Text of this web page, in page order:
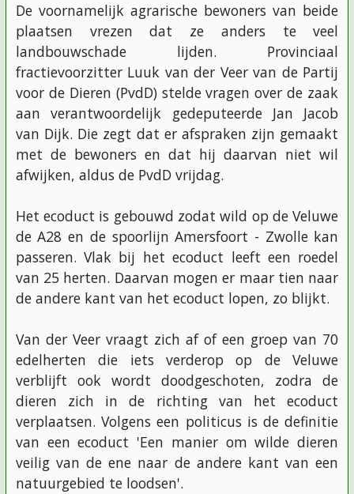
De voornamelijk agrarische bewoners van beide
plaatsen vrezen dat ze anders te veel
landbouwschade lijden. Provinciaal
fractievoorzitter Luuk van der Veer van de Partij
voor de Dieren (PvdD) stelde vragen over de zaak
aan verantwoordelijk gedeputeerde Jan Jacob
van Dijk. Die zegt dat er afspraken zijn gemaakt
met de bewoners en dat hij daarvan niet wil
afwijken, aldus de PvdD vrijdag.
Het ecoduct is gebouwd zodat wild op de Veluwe
de A28 en de spoorlijn Amersfoort - Zwolle kan
passeren. Vlak bij het ecoduct leeft een roedel
van 25 herten. Daarvan mogen er maar tien naar
de andere kant van het ecoduct lopen, zo blijkt.
Van der Veer vraagt zich af of een groep van 70
edelherten die iets verderop op de Veluwe
verblijft ook wordt doodgeschoten, zodra de
dieren zich in de richting van het ecoduct
verplaatsen. Volgens een politicus is de definitie
van een ecoduct 'Een manier om wilde dieren
veilig van de ene naar de andere kant van een
natuurgebied te loodsen'.